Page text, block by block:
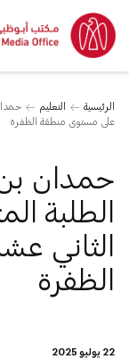
الرئيسية التعليم
على مستوى منطقة الظفرة
22 يوليو 2025
حمدان بن
الطلبة
الثاني
الظفرة